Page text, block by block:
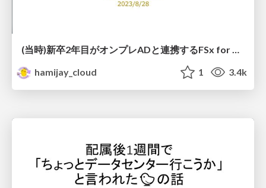
(当時)新卒2年目がオンプレADと連携するFSx for Windows File Serverと格闘したお話 / Struggle with FSx for Windows
hamijay_cloud
1 3.4k